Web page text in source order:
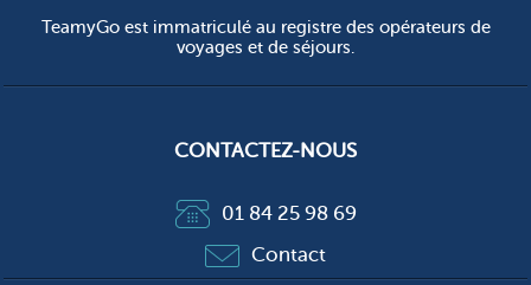
TeamyGo est immatriculé au registre des opérateurs de
voyages et de séjours.
CONTACTEZ-NOUS
01 84 25 98 69
Contact